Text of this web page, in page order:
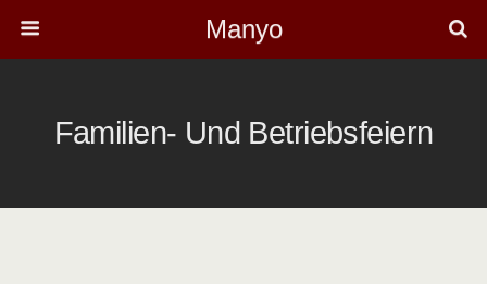
Manyo
Familien- Und Betriebsfeiern